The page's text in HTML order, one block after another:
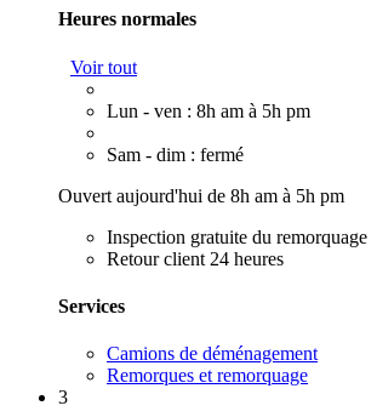
Heures normales
Voir tout
Lun - ven : 8h am à 5h pm
Sam - dim : fermé
Ouvert aujourd'hui de 8h am à 5h pm
Inspection gratuite du remorquage
Retour client 24 heures
Services
Camions de déménagement
Remorques et remorquage
3